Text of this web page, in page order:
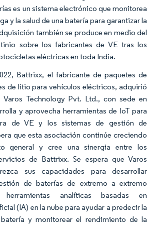
es un sistema electrónico que monitorea
y la salud de una batería para garantizar la
también se produce en medio del
sobre los fabricantes de VE tras los
eléctricas en toda India.
Battrixx, el fabricante de paquetes de
de litio para vehículos eléctricos, adquirió
Technology Pvt. Ltd., con sede en
y aprovecha herramientas de IoT para
de VE y los sistemas de gestión de
que esta asociación continúe creciendo
general y cree una sinergia entre los
de Battrixx. Se espera que Varos
sus capacidades para desarrollar
de baterías de extremo a extremo
herramientas analíticas basadas en
(IA) en la nube para ayudar a predecir la
y monitorear el rendimiento de la